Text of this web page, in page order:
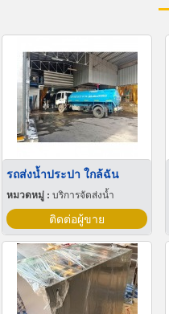
รถส่งน้ำประปา ใกล้ฉัน
หมวดหมู่ :บริการจัดส่งน้ำ
ติดต่อผู้ขาย